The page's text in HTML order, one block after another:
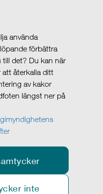
använda
förbättra
det? Du kan när
återkalla ditt
av kakor
längst ner på
inte